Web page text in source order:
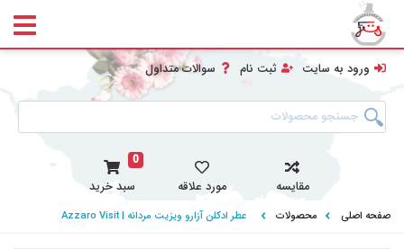
ورود به سایت ثبت نام سوالات متداول
مقایسه مورد علاقه
0
سبد خرید
صفحه اصلی محصولات عطر ادکلن آزارو ویزیت مردانه | Azzaro Visit